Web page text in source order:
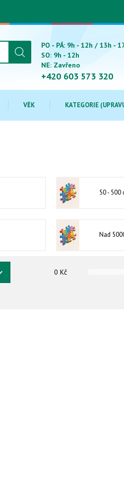
PO - PÁ: 9h - 12h / 13h -
SO: 9h - 12h
NE: Zavřeno
+420 603 573 320
VĚK KATEGORIE
50 - 500
Nad
0 Kč